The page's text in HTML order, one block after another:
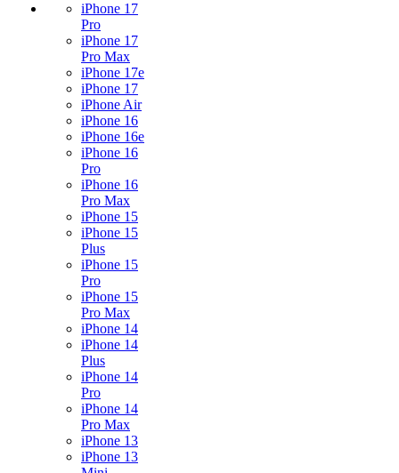
iPhone 17
Pro
iPhone 17
Pro Max
iPhone 17e
iPhone 17
iPhone Air
iPhone 16
iPhone 16e
iPhone 16
Pro
iPhone 16
Pro Max
iPhone 15
iPhone 15
Plus
iPhone 15
Pro
iPhone 15
Pro Max
iPhone 14
iPhone 14
Plus
iPhone 14
Pro
iPhone 14
Pro Max
iPhone 13
iPhone 13